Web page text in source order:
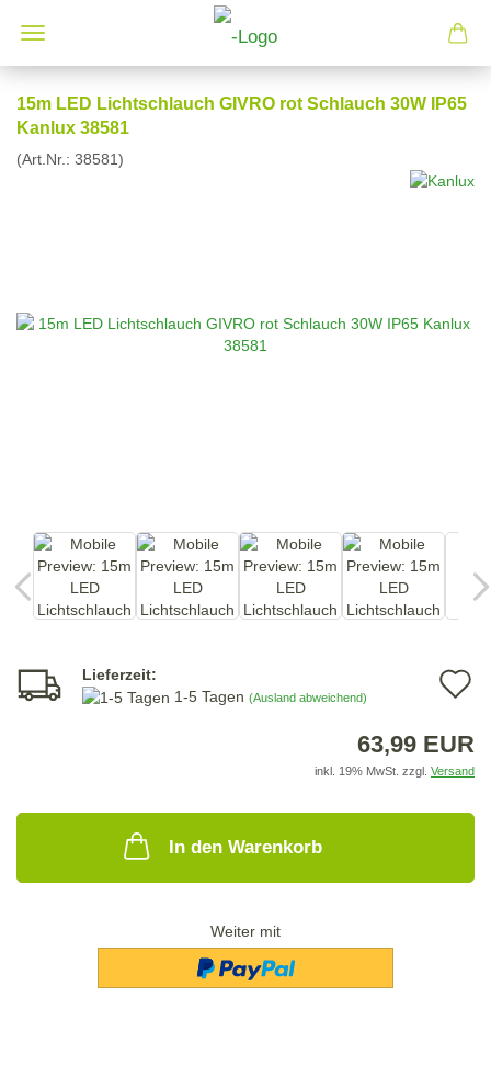
15m LED Lichtschlauch GIVRO rot Schlauch 30W IP65
Kanlux 38581
(Art.Nr.: 38581)
Lieferzeit:
1-5 Tagen (Ausland abweichend)
63,99 EUR
inkl. 19% MwSt. zzgl. Versand
In den Warenkorb
Weiter mit